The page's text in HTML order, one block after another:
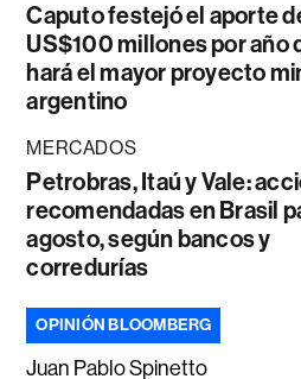
Caputo festejó el aporte
US$100 millones por año
hará el mayor proyecto
argentino
MERCADOS
Petrobras, Itaú y Vale:
recomendadas en Brasil
agosto, según bancos y
corredurías
OPINIÓN BLOOMBERG
Juan Pablo Spinetto